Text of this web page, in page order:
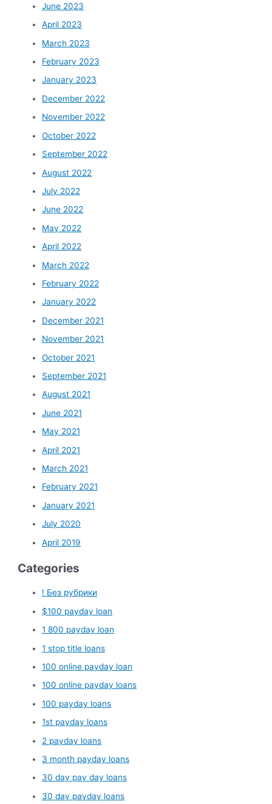
June 2023
April 2023
March 2023
February 2023
January 2023
December 2022
November 2022
October 2022
September 2022
August 2022
July 2022
June 2022
May 2022
April 2022
March 2022
February 2022
January 2022
December 2021
November 2021
October 2021
September 2021
August 2021
June 2021
May 2021
April 2021
March 2021
February 2021
January 2021
July 2020
April 2019
Categories
! Без рубрики
$100 payday loan
1 800 payday loan
1 stop title loans
100 online payday loan
100 online payday loans
100 payday loans
1st payday loans
2 payday loans
3 month payday loans
30 day pay day loans
30 day payday loans